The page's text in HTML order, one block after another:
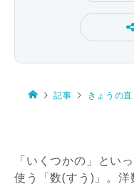
記事 きょうの直
「いくつかの」とい
使う「数(すう)」。